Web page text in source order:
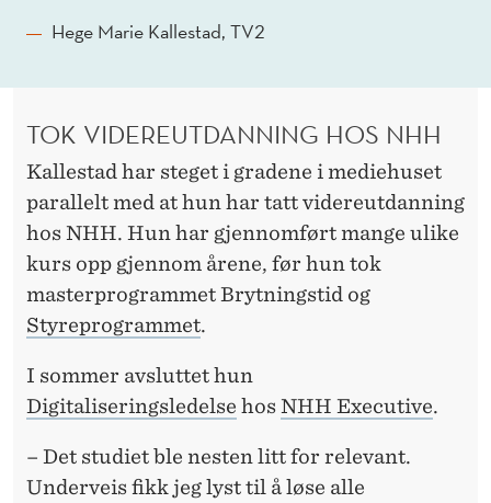
Hege Marie Kallestad, TV2
TOK VIDEREUTDANNING HOS NHH
Kallestad har steget i gradene i mediehuset
parallelt med at hun har tatt videreutdanning
hos NHH. Hun har gjennomført mange ulike
kurs opp gjennom årene, før hun tok
masterprogrammet Brytningstid og
Styreprogrammet.
I sommer avsluttet hun
Digitaliseringsledelse hosNHH Executive.
– Det studiet ble nesten litt for relevant.
Underveis fikk jeg lyst til å løse alle